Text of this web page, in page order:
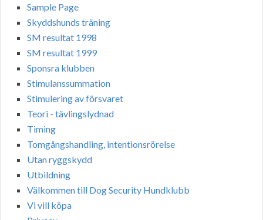
Sample Page
Skyddshunds träning
SM resultat 1998
SM resultat 1999
Sponsra klubben
Stimulanssummation
Stimulering av försvaret
Teori - tävlingslydnad
Timing
Tomgångshandling, intentionsrörelse
Utan ryggskydd
Utbildning
Välkommen till Dog Security Hundklubb
Vi vill köpa